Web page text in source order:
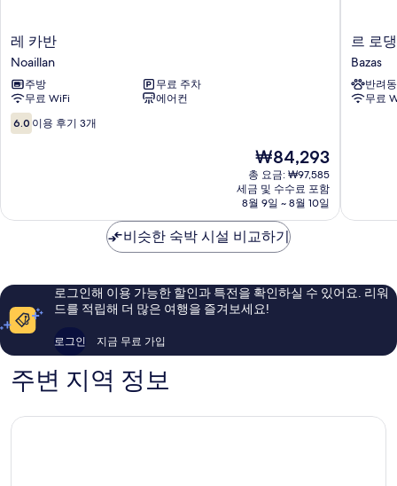
레
카
반
Noaillan
레 카반
Noaillan
주방
무료 주차
무료 WiFi
에어컨
10
점
개
6.0 이용 후기 3개
현
재
요
금
₩84,293
₩84,293
총 요금: ₩97,585
세금 및 수수료 포함
8월 9일 ~ 8월 10일
르
로
댕
바
자
르 로
Bazas
반려
무료
비슷한 숙박 시설 비교하기
로그인해 이용 가능한 할인과 특전을 확인하실 수 있어요. 리워
드를 적립해 더 많은 여행을 즐겨보세요!
로그인 지금 무료 가입
주변 지역 정보